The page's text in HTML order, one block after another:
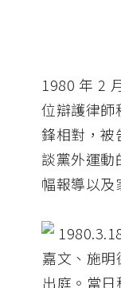
1980 年 2
位辯護律師
鋒相對，被
談黨外運動
幅報導以及